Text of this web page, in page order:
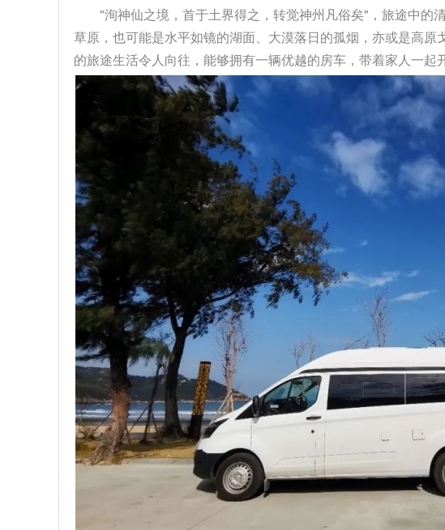
"洵神仙之境，首于土界得之，转觉神州凡俗矣"，旅途中的
草原，也可能是水平如镜的湖面、大漠落日的孤烟，亦或是高
的旅途生活令人向往，能够拥有一辆优越的房车，带着家人一起